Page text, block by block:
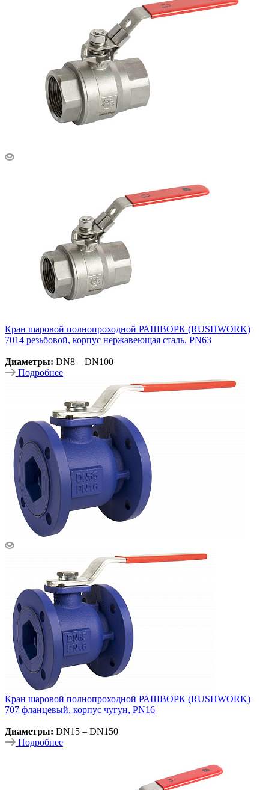
Кран шаровой полнопроходной РАШВОРК (RUSHWORK)
7014 резьбовой, корпус нержавеющая сталь, PN63
Диаметры: DN8 – DN100
Подробнее
Кран шаровой полнопроходной РАШВОРК (RUSHWORK)
707 фланцевый, корпус чугун, PN16
Диаметры: DN15 – DN150
Подробнее